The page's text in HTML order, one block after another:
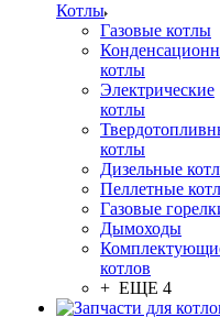
Котлы
Газовые котлы
котлы
Электрические
котлы
котлы
Дизельные
Пеллетные
Газовые
Дымоходы
котлов
+ ЕЩЕ 4